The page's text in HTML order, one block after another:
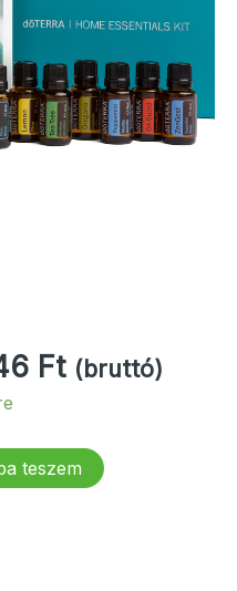
FtCurrent
153
846 Ft.
(bruttó)
teszem